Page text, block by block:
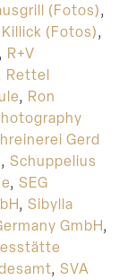
(Fotos),
(Fotos),
, R+V
Rettel
, Ron
Gerd
, Schuppelius
, SEG
, Sibylla
GmbH,
, SVA